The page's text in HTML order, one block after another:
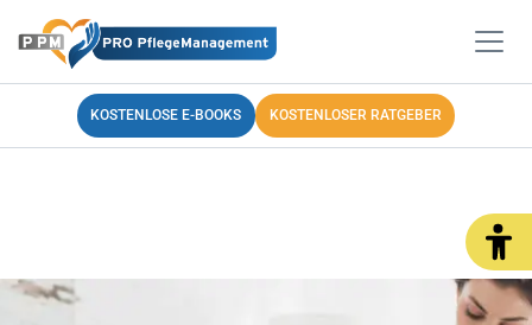
KOSTENLOSE E-BOOKS KOSTENLOSER RATGEBER